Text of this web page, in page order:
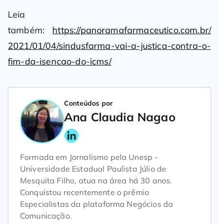
Leia
também: https://panoramafarmaceutico.com.br/
2021/01/04/sindusfarma-vai-a-justica-contra-o-
fim-da-isencao-do-icms/
Conteúdos por
Ana Claudia Nagao
Formada em Jornalismo pela Unesp -
Universidade Estadual Paulista Júlio de
Mesquita Filho, atua na área há 30 anos.
Conquistou recentemente o prêmio
Especialistas da plataforma Negócios da
Comunicação.